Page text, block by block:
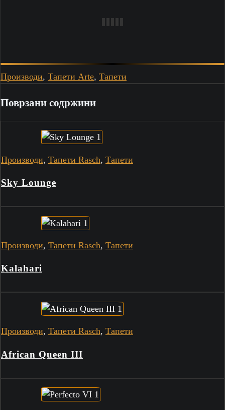
Производи, Тапети Arte, Тапети
Поврзани содржини
Производи, Тапети Rasch, Тапети
Sky Lounge
Производи, Тапети Rasch, Тапети
Kalahari
Производи, Тапети Rasch, Тапети
African Queen III